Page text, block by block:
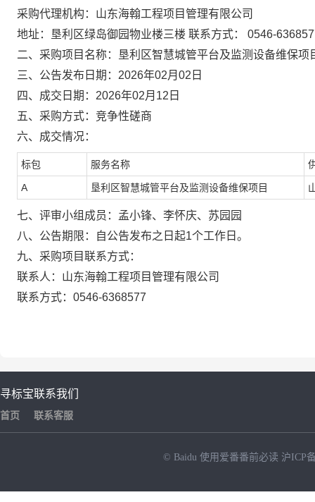
采购代理机构：山东海翰工程项目管理有限公司
地址：垦利区绿岛御园物业楼三楼 联系方式： 0546-
二、采购项目名称：垦利区智慧城管平台及监测设备维保项
三、公告发布日期：2026年02月02日
四、成交日期：2026年02月12日
五、采购方式：竞争性磋商
六、成交情况：
标包 服务名称
A 垦利区智慧城管平台及监测设备维保项目
七、评审小组成员：孟小锋、李怀庆、苏园园
八、公告期限：自公告发布之日起1个工作日。
九、采购项目联系方式：
联系人：山东海翰工程项目管理有限公司
联系方式：0546-6368577
寻标宝
首页
联系我们
联系客服
© Baidu 使用爱番番前必读 沪ICP